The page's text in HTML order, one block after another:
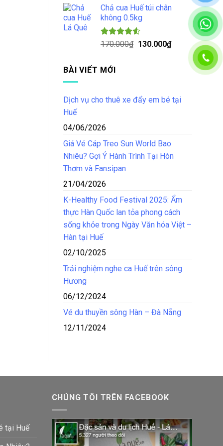
5 sao
là:
150.000₫.
tại
125.000₫.
Chả cua Huế túi chân
không 0.5kg
Được xếp
4.50
170.000₫ Giá
130.000₫Giá
BÀI VIẾT MỚI
Dịch vụ cho thuê xe đẩy em bé tại
Huế
04/06/2026
Giá Vé Cáp Treo Sun World Bao
Nhiêu? Gợi Ý Hành Trình Tại Hòn
Thơm và Fansipan
21/04/2026
K-Healthy Food Festival 2025: Ẩm
thực Hàn Quốc lan tỏa phong cách
sống khỏe trong Ngày Văn hóa Việt –
Hàn tại Huế
02/10/2025
Trải nghiệm nghe ca Huế trên sông
Hương
06/12/2024
Vé du thuyền sông Hàn – Đà Nẵng
12/11/2024
tại Huế
CHÚNG TÔI TRÊN FACEBOOK